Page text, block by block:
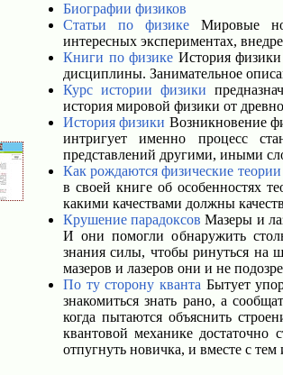
Биографии физиков
Статьи по физике Мировые
интересных экспериментах,
Книги по физике История
дисциплины. Занимательное
Курс истории физики
история мировой физики от
История физики Возникновение
интригует именно процесс
представлений другими, иными
Как рождаются физические теории
в своей книге об особенностях
какими качествами должны
Крушение парадоксов Мазеры и
И они помогли обнаружить
знания силы, чтобы ринуться на
мазеров и лазеров они и не
По ту сторону кванта Бытует
знакомиться знать рано, а
когда пытаются объяснить
квантовой механике достаточно
отпугнуть новичка, и вместе с